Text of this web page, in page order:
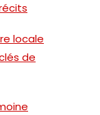
locale
de